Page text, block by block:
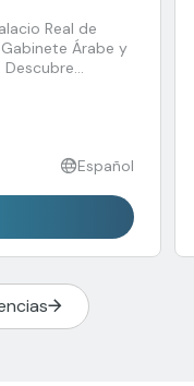
Real de
Árabe y
Descubre
Español